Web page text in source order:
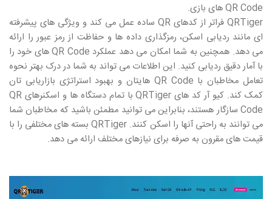
QR Codeهای بازی.
QRTiger فراتر از کدهای QR ساده عمل می کند و ویژگی های پیشرفته
ای مانند ردیابی اسکن، رمزگذاری داده ها و حفاظت از رمز عبور را ارائه
می دهد. همچنین به شما امکان می دهد عملکرد QR Codeهای خود را
با آمار دقیق ردیابی کنید. این اطلاعات می تواند به شما در درک بهتر نحوه
تعامل مخاطبان با QR Code هایتان و بهبود استراتژی بازاریابی تان
کمک کند. کیو آر کد های QRTigerبا تمام دستگاه ها و اسکنرهای QR
Code سازگار هستند، بنابراین می توانید مطمئن باشید که مخاطبان شما
می توانند به راحتی آنها را اسکن کنند. QRTigerبسته های مختلفی را با
قیمت های مقرون به صرفه برای نیازهای مختلف ارائه می دهد.